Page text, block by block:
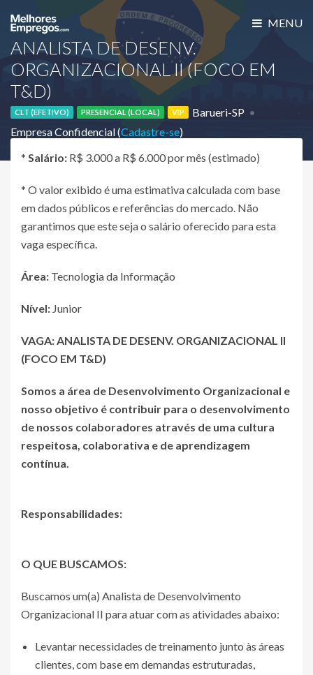
MENU
ANALISTA DE DESENV.
ORGANIZACIONAL II (FOCO EM
T&D)
CLT (EFETIVO) PRESENCIAL (LOCAL) VIP
Barueri-SP
Empresa Confidencial (Cadastre-se)
* Salário: R$ 3.000 a R$ 6.000 por mês (estimado)
* O valor exibido é uma estimativa calculada com base
em dados públicos e referências do mercado. Não
garantimos que este seja o salário oferecido para esta
vaga específica.
Área: Tecnologia da Informação
Nível: Junior
VAGA: ANALISTA DE DESENV. ORGANIZACIONAL II
(FOCO EM T&D)
Somos a área de Desenvolvimento Organizacional e
nosso objetivo é contribuir para o desenvolvimento
de nossos colaboradores através de uma cultura
respeitosa, colaborativa e de aprendizagem
contínua.
Responsabilidades:
O QUE BUSCAMOS:
Buscamos um(a) Analista de Desenvolvimento
Organizacional II para atuar com as atividades abaixo:
Levantar necessidades de treinamento junto às áreas
clientes, com base em demandas estruturadas,